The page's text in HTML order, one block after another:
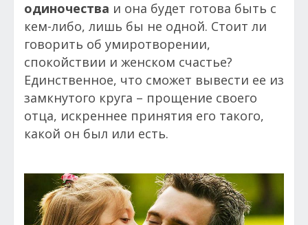
одиночества и она будет готова быть с
кем-либо, лишь бы не одной. Стоит ли
говорить об умиротворении,
спокойствии и женском счастье?
Единственное, что сможет вывести ее из
замкнутого круга – прощение своего
отца, искреннее принятия его такого,
какой он был или есть.